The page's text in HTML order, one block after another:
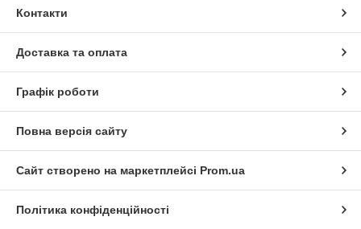
Контакти
Доставка та оплата
Графік роботи
Повна версія сайту
Сайт створено на маркетплейсі Prom.ua
Політика конфіденційності